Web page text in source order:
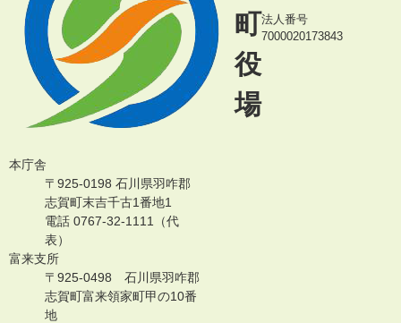
町
役
場
法人番号
7000020173843
本庁舎
〒925-0198 石川県羽咋郡
志賀町末吉千古1番地1
電話 0767-32-1111（代
表）
富来支所
〒925-0498 石川県羽咋郡
志賀町富来領家町甲の10番
地